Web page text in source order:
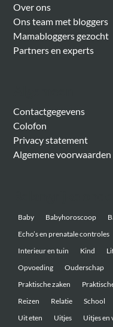
Over ons
Ons team met bloggers
Mamabloggers gezocht
Partners en experts
Contactgegevens
Colofon
Privacy statement
Algemene voorwaarden
Baby Babyhoroscoop
Echo’s en prenatale controles
Interieur en tuin
Kind
Opvoeding
Ouderschap
Praktische zaken
Reizen
Relatie School
Uit eten
Uitjes Uitjes en